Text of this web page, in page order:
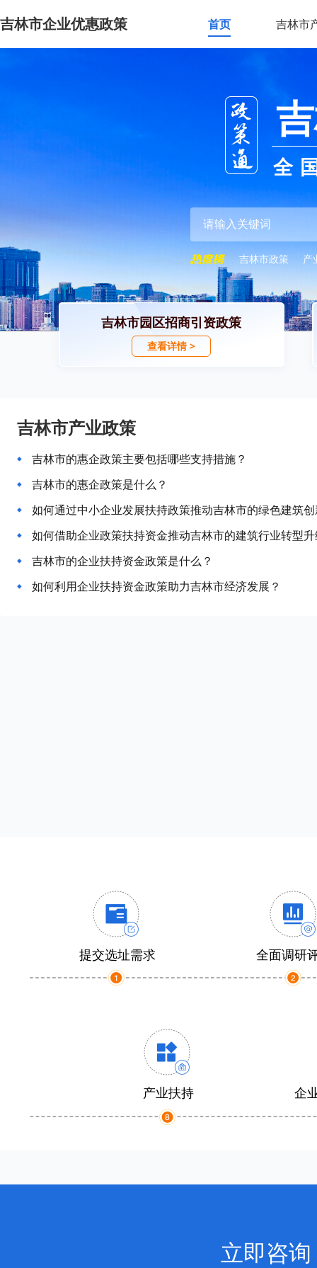
吉林市企业优惠政策 首页 吉林市
全
吉林市政策 产
吉林市园区招商引资政策
查看详情 >
吉林市产业政策
吉林市的惠企政策主要包括哪些支持措施？
吉林市的惠企政策是什么？
如何通过中小企业发展扶持政策推动吉林市的绿色建筑
如何借助企业政策扶持资金推动吉林市的建筑行业转型
吉林市的企业扶持资金政策是什么？
如何利用企业扶持资金政策助力吉林市经济发展？
提交选址需求 全面调研
产业扶持 企
立即咨